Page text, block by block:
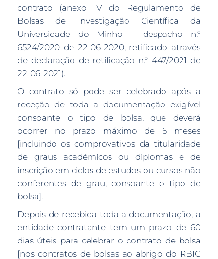
contrato (anexo IV do Regulamento de
Bolsas de Investigação Científica da
Universidade do Minho – despacho n.º
6524/2020 de 22-06-2020, retificado através
de declaração de retificação n.º 447/2021 de
22-06-2021).
O contrato só pode ser celebrado após a
receção de toda a documentação exigível
consoante o tipo de bolsa, que deverá
ocorrer no prazo máximo de 6 meses
[incluindo os comprovativos da titularidade
de graus académicos ou diplomas e de
inscrição em ciclos de estudos ou cursos não
conferentes de grau, consoante o tipo de
bolsa].
Depois de recebida toda a documentação, a
entidade contratante tem um prazo de 60
dias úteis para celebrar o contrato de bolsa
[nos contratos de bolsas ao abrigo do RBIC